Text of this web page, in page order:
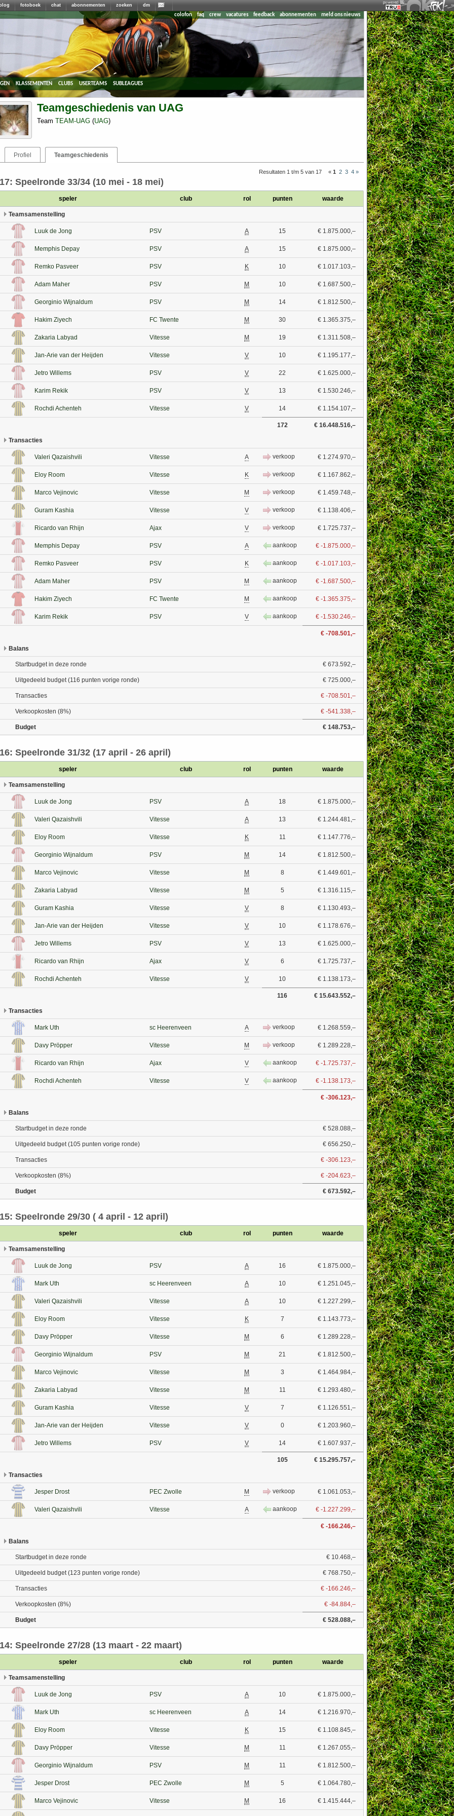
fotoboek chat abonnementen zoeken dm
colofon faq crew vacatures feedback abonnementen meld ons nieuws
klassementen clubs userteams subleagues
Teamgeschiedenis van UAG
Team TEAM-UAG (UAG)
Profiel Teamgeschiedenis
Resultaten 1 t/m 5 van 17 « 1 2 3 4 »
Speelronde 33/34 (10 mei - 18 mei)
speler club rol punten waarde
Teamsamenstelling
Luuk de Jong PSV A 15 € 1.875.000,–
Memphis Depay PSV A 15 € 1.875.000,–
Remko Pasveer PSV K 10 € 1.017.103,–
Adam Maher PSV M 10 € 1.687.500,–
Georginio Wijnaldum PSV M 14 € 1.812.500,–
Hakim Ziyech FC Twente M 30 € 1.365.375,–
Zakaria Labyad Vitesse M 19 € 1.311.508,–
Jan-Arie van der Heijden Vitesse V 10 € 1.195.177,–
Jetro Willems PSV V 22 € 1.625.000,–
Karim Rekik PSV V 13 € 1.530.246,–
Rochdi Achenteh Vitesse V 14 € 1.154.107,–
172 € 16.448.516,–
Transacties
Valeri Qazaishvili Vitesse A verkoop € 1.274.970,–
Eloy Room Vitesse K verkoop € 1.167.862,–
Marco Vejinovic Vitesse M verkoop € 1.459.748,–
Guram Kashia Vitesse V verkoop € 1.138.406,–
Ricardo van Rhijn Ajax V verkoop € 1.725.737,–
Memphis Depay PSV A aankoop € -1.875.000,–
Remko Pasveer PSV K aankoop € -1.017.103,–
Adam Maher PSV M aankoop € -1.687.500,–
Hakim Ziyech FC Twente M aankoop € -1.365.375,–
Karim Rekik PSV V aankoop € -1.530.246,–
€ -708.501,–
Balans
Startbudget in deze ronde € 673.592,–
Uitgedeeld budget (116 punten vorige ronde) € 725.000,–
Transacties € -708.501,–
Verkoopkosten (8%) € -541.338,–
Budget € 148.753,–
Speelronde 31/32 (17 april - 26 april)
speler club rol punten waarde
Teamsamenstelling
Luuk de Jong PSV A 18 € 1.875.000,–
Valeri Qazaishvili Vitesse A 13 € 1.244.481,–
Eloy Room Vitesse K 11 € 1.147.776,–
Georginio Wijnaldum PSV M 14 € 1.812.500,–
Marco Vejinovic Vitesse M 8 € 1.449.601,–
Zakaria Labyad Vitesse M 5 € 1.316.115,–
Guram Kashia Vitesse V 8 € 1.130.493,–
Jan-Arie van der Heijden Vitesse V 10 € 1.178.676,–
Jetro Willems PSV V 13 € 1.625.000,–
Ricardo van Rhijn Ajax V 6 € 1.725.737,–
Rochdi Achenteh Vitesse V 10 € 1.138.173,–
116 € 15.643.552,–
Transacties
Mark Uth sc Heerenveen A verkoop € 1.268.559,–
Davy Pröpper Vitesse M verkoop € 1.289.228,–
Ricardo van Rhijn Ajax V aankoop € -1.725.737,–
Rochdi Achenteh Vitesse V aankoop € -1.138.173,–
€ -306.123,–
Balans
Startbudget in deze ronde € 528.088,–
Uitgedeeld budget (105 punten vorige ronde) € 656.250,–
Transacties € -306.123,–
Verkoopkosten (8%) € -204.623,–
Budget € 673.592,–
Speelronde 29/30 ( 4 april - 12 april)
speler club rol punten waarde
Teamsamenstelling
Luuk de Jong PSV A 16 € 1.875.000,–
Mark Uth sc Heerenveen A 10 € 1.251.045,–
Valeri Qazaishvili Vitesse A 10 € 1.227.299,–
Eloy Room Vitesse K 7 € 1.143.773,–
Davy Pröpper Vitesse M 6 € 1.289.228,–
Georginio Wijnaldum PSV M 21 € 1.812.500,–
Marco Vejinovic Vitesse M 3 € 1.464.984,–
Zakaria Labyad Vitesse M 11 € 1.293.480,–
Guram Kashia Vitesse V 7 € 1.126.551,–
Jan-Arie van der Heijden Vitesse V 0 € 1.203.960,–
Jetro Willems PSV V 14 € 1.607.937,–
105 € 15.295.757,–
Transacties
Jesper Drost PEC Zwolle M verkoop € 1.061.053,–
Valeri Qazaishvili Vitesse A aankoop € -1.227.299,–
€ -166.246,–
Balans
Startbudget in deze ronde € 10.468,–
Uitgedeeld budget (123 punten vorige ronde) € 768.750,–
Transacties € -166.246,–
Verkoopkosten (8%) € -84.884,–
Budget € 528.088,–
Speelronde 27/28 (13 maart - 22 maart)
speler club rol punten waarde
Teamsamenstelling
Luuk de Jong PSV A 10 € 1.875.000,–
Mark Uth sc Heerenveen A 14 € 1.216.970,–
Eloy Room Vitesse K 15 € 1.108.845,–
Davy Pröpper Vitesse M 11 € 1.267.055,–
Georginio Wijnaldum PSV M 11 € 1.812.500,–
Jesper Drost PEC Zwolle M 5 € 1.064.780,–
Marco Vejinovic Vitesse M 16 € 1.415.444,–